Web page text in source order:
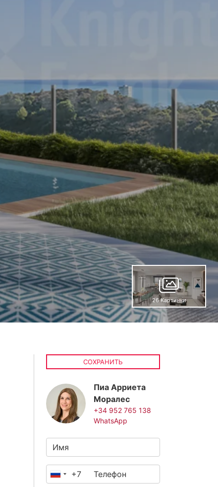
26 Картинки
СОХРАНИТЬ
Пиа Арриета
Моралес
+34 952 765 138
WhatsApp
Россия
+7